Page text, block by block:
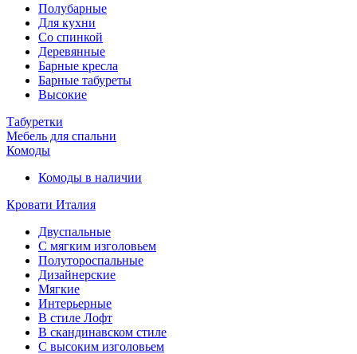
Полубарные
Для кухни
Со спинкой
Деревянные
Барные кресла
Барные табуреты
Высокие
Табуретки
Мебель для спальни
Комоды
Комоды в наличии
Кровати Италия
Двуспальные
С мягким изголовьем
Полутороспальные
Дизайнерские
Мягкие
Интерьерные
В стиле Лофт
В скандинавском стиле
С высоким изголовьем